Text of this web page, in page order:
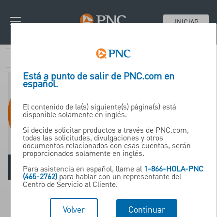
INICIAR
Private Placement
Solutions
Issuers & Issuers
Está a punto de salir de PNC.com en
español.
El contenido de la(s) siguiente(s) página(s) está
disponible solamente en inglés.
Si decide solicitar productos a través de PNC.com,
todas las solicitudes, divulgaciones y otros
documentos relacionados con esas cuentas, serán
proporcionados solamente en inglés.
Para asistencia en español, llame al 1-866-HOLA-PNC
(465-2762)para hablar con un representante del
Centro de Servicio al Cliente.
Volver Continuar